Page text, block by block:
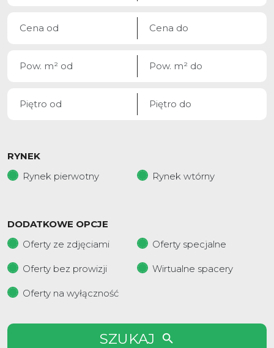
RYNEK
Rynek pierwotny
Rynek wtórny
DODATKOWE OPCJE
Oferty ze zdjęciami
Oferty specjalne
Oferty bez prowizji Wirtualne spacery
Oferty na wyłączność
SZUKAJ